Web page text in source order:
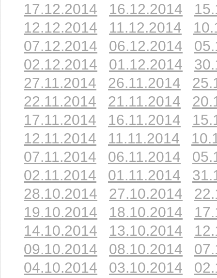
17.12.2014
16.12.2014
12.12.2014
11.12.2014
07.12.2014
06.12.2014
02.12.2014
01.12.2014
27.11.2014
26.11.2014
22.11.2014
21.11.2014
17.11.2014
16.11.2014
12.11.2014
11.11.2014
07.11.2014
06.11.2014
02.11.2014
01.11.2014
28.10.2014
27.10.2014
19.10.2014
18.10.2014
14.10.2014
13.10.2014
09.10.2014
08.10.2014
04.10.2014
03.10.2014